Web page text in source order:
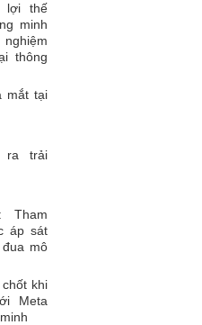
lợi thế
minh
thông
mắt tại
ra trải
Tham
áp sát
mô
khi
Meta